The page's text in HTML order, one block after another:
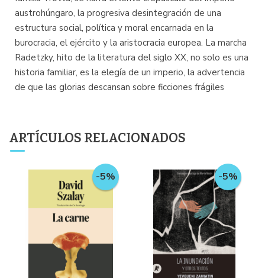
austrohúngaro, la progresiva desintegración de una
estructura social, política y moral encarnada en la
burocracia, el ejército y la aristocracia europea. La marcha
Radetzky, hito de la literatura del siglo XX, no solo es una
historia familiar, es la elegía de un imperio, la advertencia
de que las glorias descansan sobre ficciones frágiles
ARTÍCULOS RELACIONADOS
-5% -5%